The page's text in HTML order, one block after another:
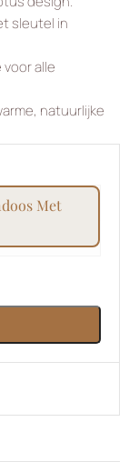
sleutel in
alle
natuurlijke
met